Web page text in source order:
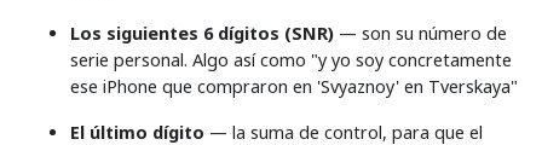
Los siguientes 6 dígitos (SNR) — son su número de
serie personal. Algo así como "y yo soy concretamente
ese iPhone que compraron en 'Svyaznoy' en Tverskaya"
El último dígito — la suma de control, para que el